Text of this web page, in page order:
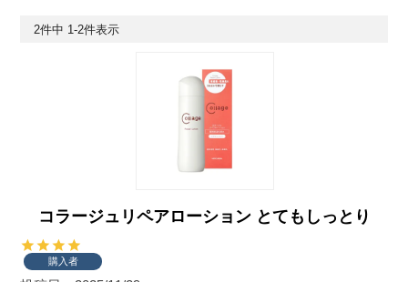
2件中 1-2件表示
コラージュリペアローション とてもしっとり
購入者